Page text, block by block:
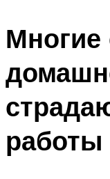
работы